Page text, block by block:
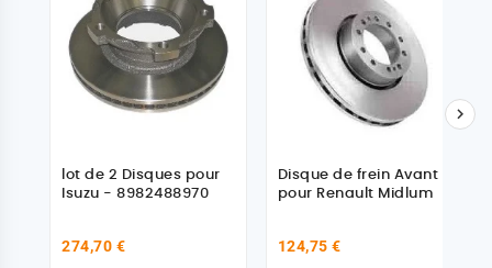
lot de 2 Disques pour
Isuzu - 8982488970
274,70 €
Disque de frein Avant
pour Renault Midlum
124,75 €
